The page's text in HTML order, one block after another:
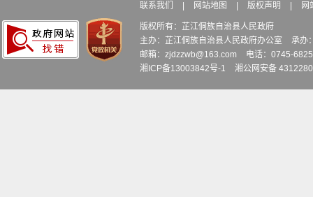
联系我们 网站地图 版权声明 网
版权所有：芷江侗族自治县人民政府
主办：芷江侗族自治县人民政府办公室
承办
邮箱：zjdzzwb@163.com
电话：0745-
湘ICP备13003842号-1
湘公网安备